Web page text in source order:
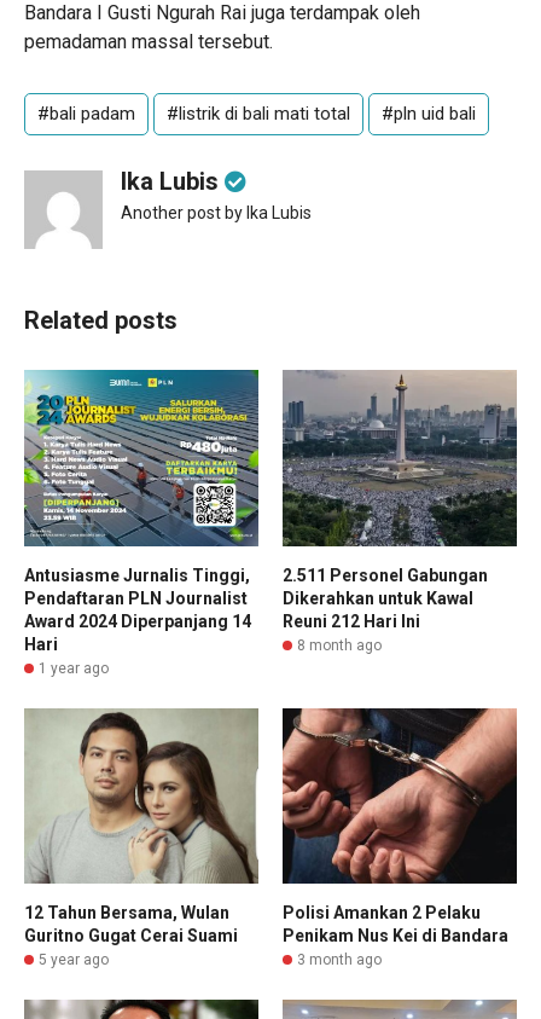
Bandara I Gusti Ngurah Rai juga terdampak oleh
pemadaman massal tersebut.
#bali padam #listrik di bali mati total #pln uid bali
Ika Lubis
Another post by Ika Lubis
Related posts
Antusiasme Jurnalis Tinggi,
Pendaftaran PLN Journalist
Award 2024 Diperpanjang 14
Hari
1 year ago
2.511 Personel Gabungan
Dikerahkan untuk Kawal
Reuni 212 Hari Ini
8 month ago
12 Tahun Bersama, Wulan
Guritno Gugat Cerai Suami
5 year ago
Polisi Amankan 2 Pelaku
Penikam Nus Kei di Bandara
3 month ago